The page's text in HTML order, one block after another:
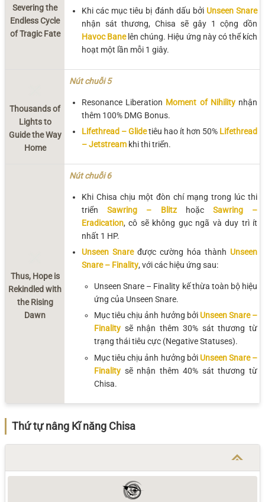
Severing the
Endless Cycle
of Tragic Fate
Khi các mục tiêu bị đánh dấu bởi Unseen Snare
nhận sát thương, Chisa sẽ gây 1 cộng dồn
Havoc Banelên chúng. Hiệu ứng này có thể kích
hoạt một lần mỗi 1 giây.
Thousands of
Lights to
Guide the Way
Home
Nút chuỗi 5
Resonance Liberation Moment of Nihilitynhận
thêm 100% DMG Bonus.
Lifethread – Glidetiêu hao ít hơn 50% Lifethread
– Jetstream khi thi triển.
Thus, Hope is
Rekindled with
the Rising
Dawn
Nút chuỗi 6
Khi Chisa chịu một đòn chí mạng trong lúc thi
triểnSawring – Blitzhoặc Sawring –
Eradication, cô sẽ không gục ngã và duy trì ít
nhất 1 HP.
Unseen Snaređược cường hóa thành Unseen
Snare – Finality, với các hiệu ứng sau:
Unseen Snare – Finality kế thừa toàn bộ hiệu
ứng của Unseen Snare.
Mục tiêu chịu ảnh hưởng bởi Unseen Snare –
Finality sẽ nhận thêm 30% sát thương từ
trạng thái tiêu cực (Negative Statuses).
Mục tiêu chịu ảnh hưởng bởi Unseen Snare –
Finality sẽ nhận thêm 40% sát thương từ
Chisa.
Thứ tự nâng Kĩ năng Chisa